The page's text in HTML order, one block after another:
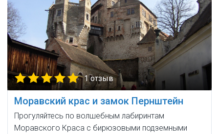
1 отзыв
Моравский крас и замок Пернштейн
Прогуляйтесь по волшебным лабиринтам
Моравского Краса с бирюзовыми подземными